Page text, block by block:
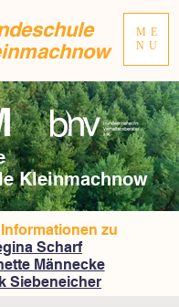
ME
NU
Kleinmachnow
zu
Scharf
Männecke
Siebeneicher